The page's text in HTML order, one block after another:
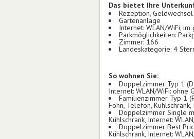
Das bietet Ihre
Rezeption,
Gartenanlage
Internet: WLAN/WiFi,
Parkmöglichkeiten:
Zimmer: 166
Landeskategorie: 4
So wohnen Sie:
Doppelzimmer Typ 1
Internet: WLAN/WiFi: ohne
Familienzimmer Typ 1
Föhn, Telefon,
Doppelzimmer Single
Kühlschrank, Internet:
Doppelzimmer Best
Kühlschrank, Internet: